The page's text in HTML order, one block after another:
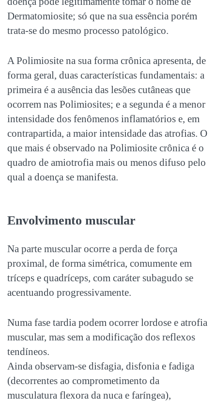
Dermatomiosite; só que na sua essência porém
trata-se do mesmo processo patológico.
A Polimiosite na sua forma crônica apresenta, de
forma geral, duas características fundamentais: a
primeira é a ausência das lesões cutâneas que
ocorrem nas Polimiosites; e a segunda é a menor
intensidade dos fenômenos inflamatórios e, em
contrapartida, a maior intensidade das atrofias. O
que mais é observado na Polimiosite crônica é o
quadro de amiotrofia mais ou menos difuso pelo
qual a doença se manifesta.
Envolvimento muscular
Na parte muscular ocorre a perda de força
proximal, de forma simétrica, comumente em
tríceps e quadríceps, com caráter subagudo se
acentuando progressivamente.
Numa fase tardia podem ocorrer lordose e atrofia
muscular, mas sem a modificação dos reflexos
tendíneos.
Ainda observam-se disfagia, disfonia e fadiga
(decorrentes ao comprometimento da
musculatura flexora da nuca e faríngea),